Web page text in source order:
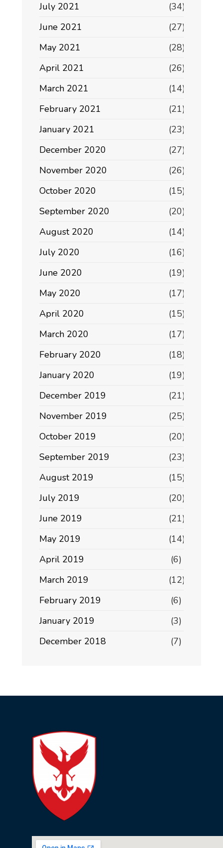
July 2021
(34)
June 2021
(27)
May 2021
(28)
April 2021
(26)
March 2021
(14)
February 2021
(21)
January 2021
(23)
December 2020
(27)
November 2020
(26)
October 2020
(15)
September 2020
(20)
August 2020
(14)
July 2020
(16)
June 2020
(19)
May 2020
(17)
April 2020
(15)
March 2020
(17)
February 2020
(18)
January 2020
(19)
December 2019
(21)
November 2019
(25)
October 2019
(20)
September 2019
(23)
August 2019
(15)
July 2019
(20)
June 2019
(21)
May 2019
(14)
April 2019
(6)
March 2019
(12)
February 2019
(6)
January 2019
(3)
December 2018
(7)